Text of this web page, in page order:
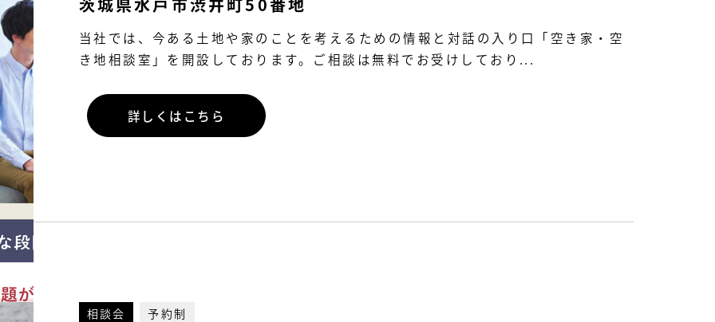
当社では、今ある土地や家のことを考えるための情報と対話の入り口「空き家・空
き地相談室」を開設しております。ご相談は無料でお受けしており...
詳しくはこちら
相談会 予約制